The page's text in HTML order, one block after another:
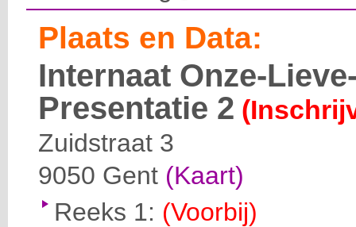
Plaats en Data:
Internaat Onze-
Presentatie 2
Zuidstraat 3
9050 Gent (Kaart)
Reeks 1: (Voorbij)